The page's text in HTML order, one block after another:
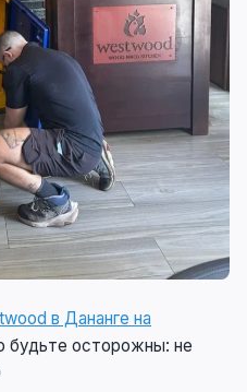
в Дананге на
будьте осторожны: не